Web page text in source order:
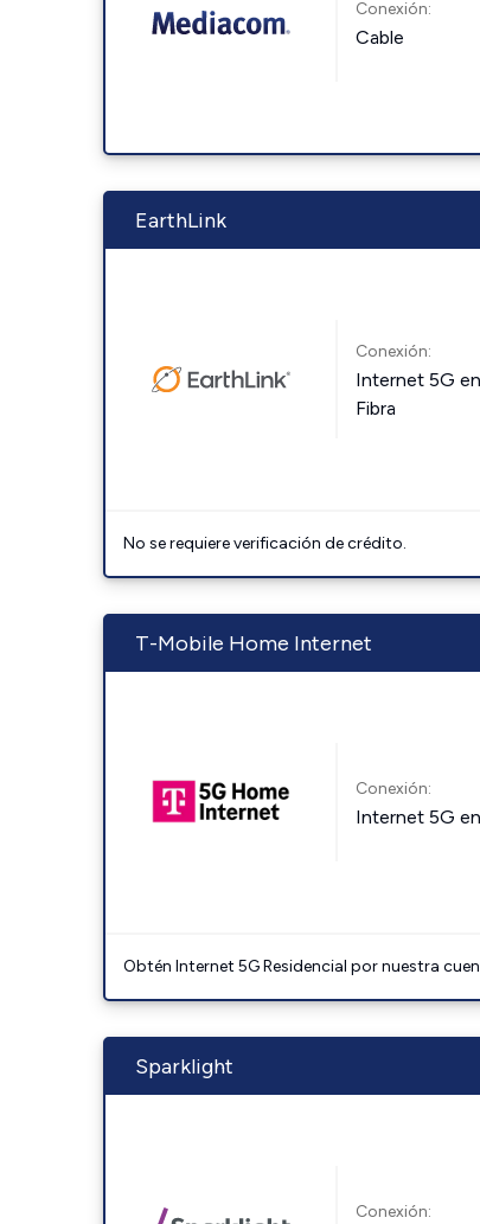
Conexión:
Cable
EarthLink
Conexión:
Internet 5G
Fibra
No se requiere verificación de crédito.
T-Mobile Home Internet
Conexión:
Internet 5G
Obtén Internet 5G Residencial por nuestra
Sparklight
Conexión: